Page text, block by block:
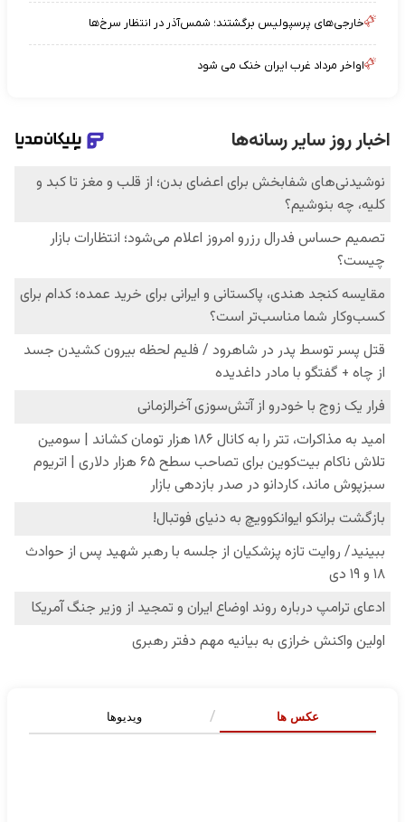
خارجی‌های پرسپولیس برگشتند؛ شمس‌آذر در انتظار سرخ‌ها
اواخر مرداد غرب ایران خنک می شود
عکس ها ویدیوها